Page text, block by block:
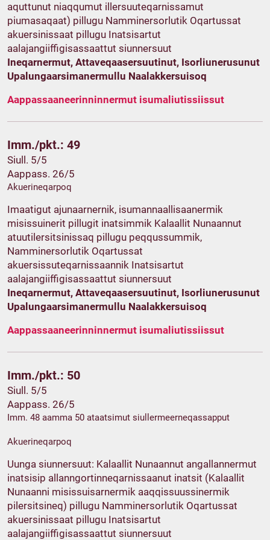
aquttunut niaqqumut illersuuteqarnissamut
piumasaqaat) pillugu Namminersorlutik Oqartussat
akuersinissaat pillugu Inatsisartut
aalajangiiffigisassaattut siunnersuut
Ineqarnermut, Attaveqaasersuutinut, Isorliunerusunut
Upalungaarsimanermullu Naalakkersuisoq
Aappassaaneerinninnermut isumaliutissiissut
Imm./pkt.: 49
Siull. 5/5
Aappass. 26/5
Akuerineqarpoq
Imaatigut ajunaarnernik, isumannaallisaanermik
misissuinerit pillugit inatsimmik Kalaallit Nunaannut
atuutilersitsinissaq pillugu peqqussummik,
Namminersorlutik Oqartussat
akuersissuteqarnissaannik Inatsisartut
aalajangiiffigisassaattut siunnersuut
Ineqarnermut, Attaveqaasersuutinut, Isorliunerusunut
Upalungaarsimanermullu Naalakkersuisoq
Aappassaaneerinninnermut isumaliutissiissut
Imm./pkt.: 50
Siull. 5/5
Aappass. 26/5
Imm. 48 aamma 50 ataatsimut siullermeerneqassapput
Akuerineqarpoq
Uunga siunnersuut: Kalaallit Nunaannut angallannermut
inatsisip allanngortinneqarnissaanut inatsit (Kalaallit
Nunaanni misissuisarnermik aaqqissuussinermik
pilersitsineq) pillugu Namminersorlutik Oqartussat
akuersinissaat pillugu Inatsisartut
aalajangiiffigisassaattut siunnersuut